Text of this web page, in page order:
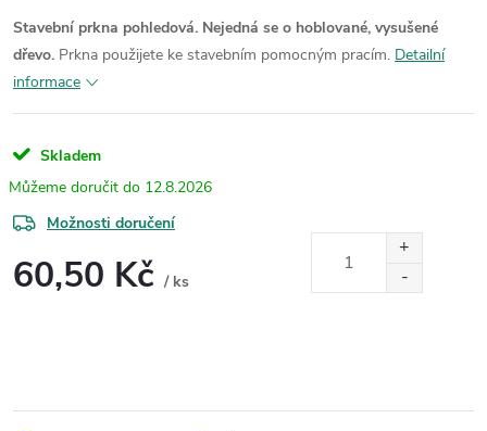
Stavební prkna pohledová. Nejedná se o hoblované, vysušené
dřevo. Prkna použijete ke stavebním pomocným pracím. Detailní
informace
Skladem
12.8.2026
Možnosti doručení
60,50 Kč / ks